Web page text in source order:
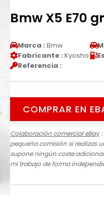
Bmw X5 E70
Marca : Bmw
Fabricante : Kyosho
Referencia :
COMPRAR EN
Colaboración comercial eBay:
pequeña comisión si realizas
supone ningún coste
mi trabajo de forma